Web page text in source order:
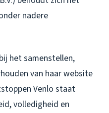
nadere
het samenstellen,
van haar website
Venlo staat
volledigheid en